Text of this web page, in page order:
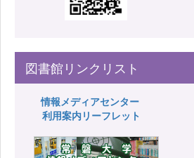
図書館リンクリスト
情報メディアセンター
利用案内リーフレット